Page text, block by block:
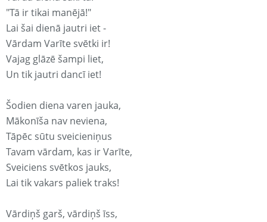
"Tā ir tikai manējā!"
Lai šai dienā jautri iet -
Vārdam Varīte svētki ir!
Vajag glāzē šampi liet,
Un tik jautri dancī iet!
Šodien diena varen jauka,
Mākonīša nav neviena,
Tāpēc sūtu sveicieniņus
Tavam vārdam, kas ir Varīte,
Sveiciens svētkos jauks,
Lai tik vakars paliek traks!
Vārdiņš garš, vārdiņš īss,